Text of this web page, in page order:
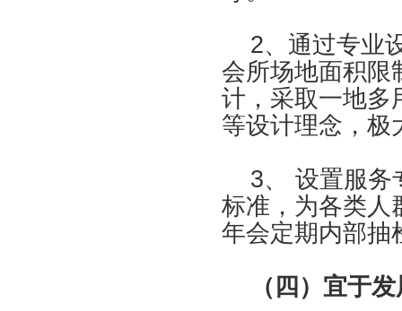
2、通过专业
会所场地面积限
计，采取一地多
等设计理念，极
3、 设置服务
标准，为各类人
年会定期内部抽
（四）宜于发